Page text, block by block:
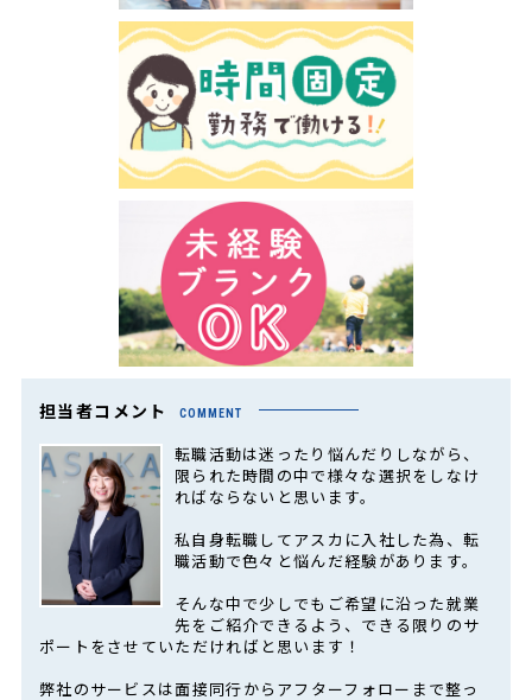
担当者コメント COMMENT
転職活動は迷ったり悩んだりしながら、
限られた時間の中で様々な選択をしなけ
ればならないと思います。
私自身転職してアスカに入社した為、転
職活動で色々と悩んだ経験があります。
そんな中で少しでもご希望に沿った就業
先をご紹介できるよう、できる限りのサ
ポートをさせていただければと思います！
弊社のサービスは面接同行からアフターフォローまで整っ